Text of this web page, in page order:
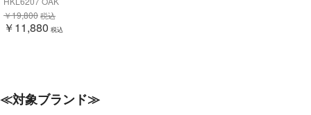
￥11,880 税込
￥19,800税込
≪対象ブランド≫